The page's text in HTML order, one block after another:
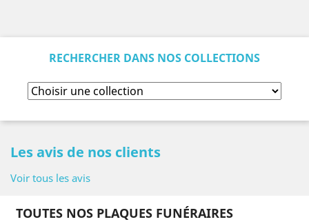
RECHERCHER DANS NOS COLLECTIONS
Les avis de nos clients
Voir tous les avis
TOUTES NOS PLAQUES FUNÉRAIRES